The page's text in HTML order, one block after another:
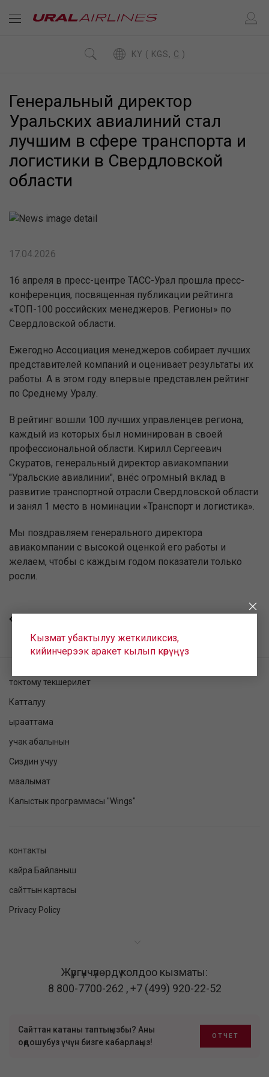
KY ( KGS, C )
Генеральный директор
Уральских авиалиний стал
лучшим в сфере транспорта и
логистики в Свердловской
области
17.04.2026
16 апреля в пресс-центре ТАСС-Урал прошла пресс-
конференция, посвященная публикации рейтинга
«ТОП-100 российских менеджеров. Регионы» по
Свердловской области.
Ежегодно Ассоциация менеджеров собирает лучших
представителей компаний и оценивает результаты их
работы. А в этом году впервые представлен рейтинг
по Среднему Уралу.
В рейтинг вошли 100 лучших управленцев региона,
каждый из которых был номинирован в своей
профессиональной области. Кирилл Сергеевич
Скуратов, генеральный директор авиакомпании
"Уральские авиалинии", внёс огромный вклад в
развитие транспортной отрасли Свердловской области
и занял 1 место в номинации «Транспорт и логистика».
Мы поздравляем генерального директора
авиакомпании с высокой оценкой его работы и
желаем, чтобы с каждым годом показатели только
росли.
Кызмат убактылуу жеткиликсиз,
кийинчерээк аракет кылып көрүңүз
токтому текшерилет
Катталуу
ырааттама
учак абалынын
Сиздин учуу
маалымат
Калыстык программасы "Wings"
контакты
кайра Байланыш
сайттын картасы
Privacy Policy
Жүргүнчүлөрдү колдоо кызматы:
8 800-7700-262 ,+7 (499) 920-22-52
Сайттан катаны таптыңызбы? Аны
оңдошубуз үчүн бизге кабарлаңыз!
ОТЧЕТ